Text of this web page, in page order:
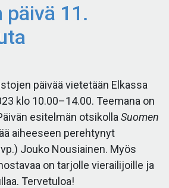
11.
päivää vietetään Elkassa
klo 10.00–14.00. Teemana on
esitelmän otsikolla Suomen
aiheeseen perehtynyt
Jouko Nousiainen. Myös
on tarjolle vierailijoille ja
Tervetuloa!